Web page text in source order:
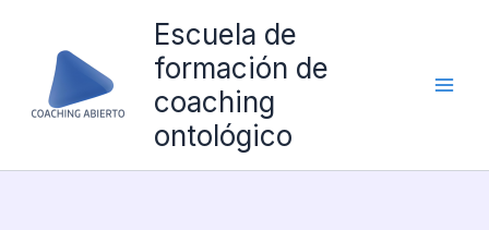
contenido
Escuela de
formación de
coaching
ontológico